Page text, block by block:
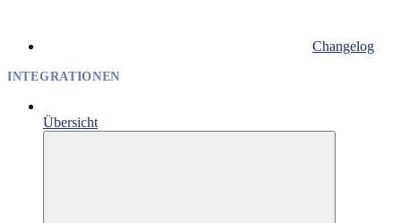
Changelog
INTEGRATIONEN
Übersicht